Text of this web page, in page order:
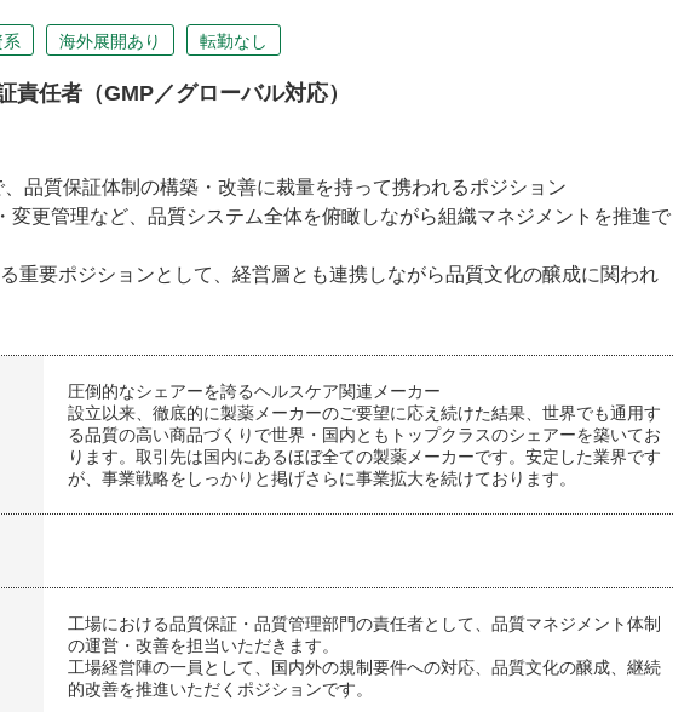
海外展開あり 転勤なし
責任者（GMP／グローバル対応）
品質保証体制の構築・改善に裁量を持って携われるポジション
変更管理など、品質システム全体を俯瞰しながら組織マネジメントを推進で
重要ポジションとして、経営層とも連携しながら品質文化の醸成に関われ
圧倒的なシェアーを誇るヘルスケア関連メーカー
設立以来、徹底的に製薬メーカーのご要望に応え続けた結果、世界でも通用す
る品質の高い商品づくりで世界・国内ともトップクラスのシェアーを築いてお
ります。取引先は国内にあるほぼ全ての製薬メーカーです。安定した業界です
が、事業戦略をしっかりと掲げさらに事業拡大を続けております。
工場における品質保証・品質管理部門の責任者として、品質マネジメント体制
の運営・改善を担当いただきます。
工場経営陣の一員として、国内外の規制要件への対応、品質文化の醸成、継続
的改善を推進いただくポジションです。